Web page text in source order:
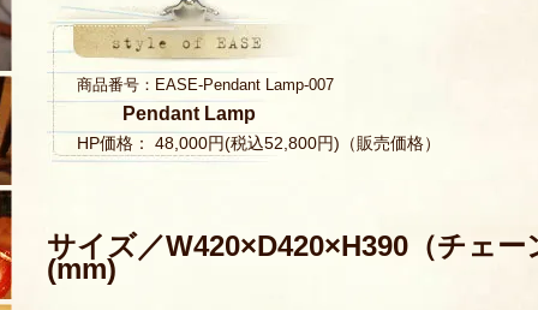
商品番号：EASE-Pendant Lamp-007
Pendant Lamp
HP価格： 48,000円(税込52,800円)（販売価格）
サイズ／W420×D420×H390（チェー
(mm)